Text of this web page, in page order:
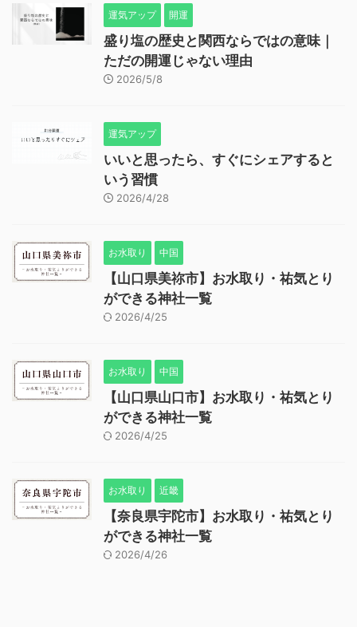
運気アップ 開運
盛り塩の歴史と関西ならではの意味｜
ただの開運じゃない理由
2026/5/8
運気アップ
いいと思ったら、すぐにシェアすると
いう習慣
2026/4/28
お水取り 中国
【山口県美祢市】お水取り・祐気とり
ができる神社一覧
2026/4/25
お水取り 中国
【山口県山口市】お水取り・祐気とり
ができる神社一覧
2026/4/25
お水取り 近畿
【奈良県宇陀市】お水取り・祐気とり
ができる神社一覧
2026/4/26